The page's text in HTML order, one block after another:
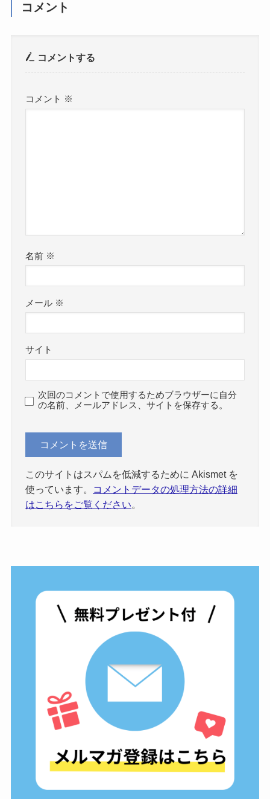
コメント
コメントする
コメント ※
名前 ※
メール ※
サイト
次回のコメントで使用するためブラウザーに自分
の名前、メールアドレス、サイトを保存する。
このサイトはスパムを低減するために Akismet を
使っています。
コメントデータの処理方法の詳細
はこちらをご覧ください。